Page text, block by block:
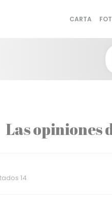
CARTA
Las opiniones
14